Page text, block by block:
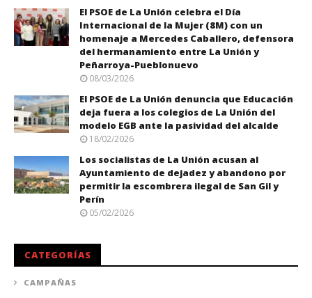
El PSOE de La Unión celebra el Día
Internacional de la Mujer (8M) con un
homenaje a Mercedes Caballero, defensora
del hermanamiento entre La Unión y
Peñarroya-Pueblonuevo
08/03/2026
El PSOE de La Unión denuncia que Educación
deja fuera a los colegios de La Unión del
modelo EGB ante la pasividad del alcalde
18/02/2026
Los socialistas de La Unión acusan al
Ayuntamiento de dejadez y abandono por
permitir la escombrera ilegal de San Gil y
Perín
05/02/2026
CATEGORÍAS
CAMPAÑAS